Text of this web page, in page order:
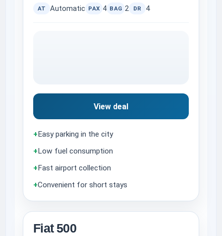
AT Automatic PAX 4 BAG 2 DR 4
View deal
+ Easy parking in the city
+ Low fuel consumption
+ Fast airport collection
+Convenient for short stays
Fiat 500